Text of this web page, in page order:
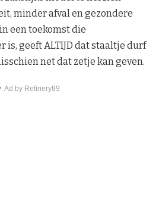
minder afval en gezondere
een toekomst die
geeft ALTIJD dat staaltje durf
net dat zetje kan geven.
Ad by Refinery89